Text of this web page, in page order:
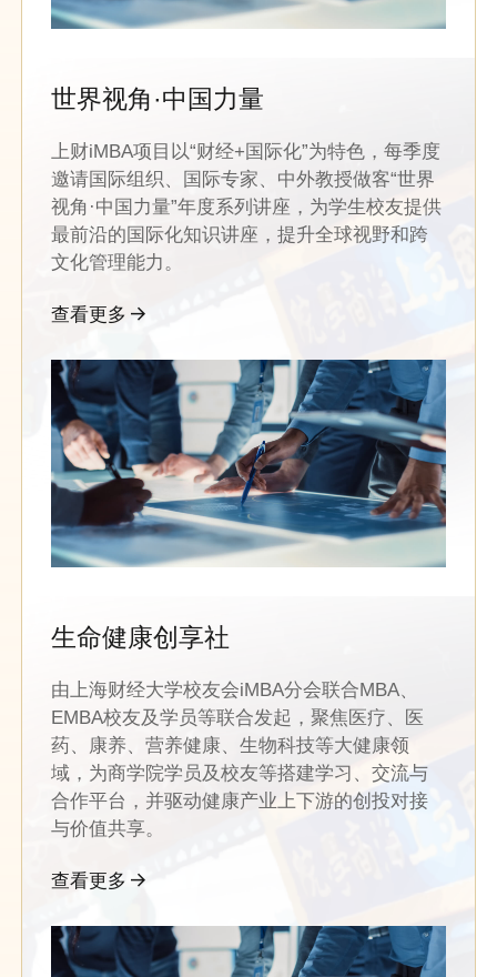
世界视角·中国力量
上财iMBA项目以“财经+国际化”为特色，每季度
邀请国际组织、国际专家、中外教授做客“世界
视角·中国力量”年度系列讲座，为学生校友提供
最前沿的国际化知识讲座，提升全球视野和跨
文化管理能力。
查看更多
生命健康创享社
由上海财经大学校友会iMBA分会联合MBA、
EMBA校友及学员等联合发起，聚焦医疗、医
药、康养、营养健康、生物科技等大健康领
域，为商学院学员及校友等搭建学习、交流与
合作平台，并驱动健康产业上下游的创投对接
与价值共享。
查看更多